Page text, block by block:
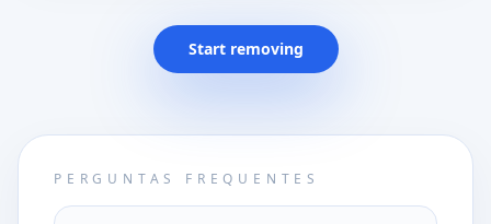
Start removing
PERGUNTAS FREQUENTES